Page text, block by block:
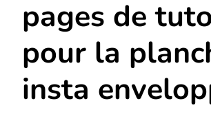
pages de
pour la
insta